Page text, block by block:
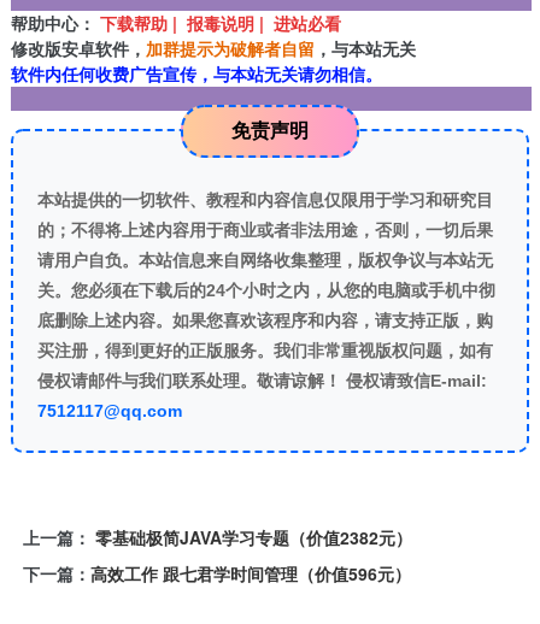
帮助中心： 下载帮助 | 报毒说明 | 进站必看
修改版安卓软件， 加群提示为破解者自留 ，与本站无关
软件内任何收费广告宣传，与本站无关请勿相信。
免责声明
本站提供的一切软件、教程和内容信息仅限用于学习和研究目
的；不得将上述内容用于商业或者非法用途，否则，一切后果
请用户自负。本站信息来自网络收集整理，版权争议与本站无
关。您必须在下载后的24个小时之内，从您的电脑或手机中彻
底删除上述内容。如果您喜欢该程序和内容，请支持正版，购
买注册，得到更好的正版服务。我们非常重视版权问题，如有
侵权请邮件与我们联系处理。敬请谅解！ 侵权请致信E-mail:
7512117@qq.com
上一篇： 零基础极简JAVA学习专题（价值2382元）
下一篇： 高效工作 跟七君学时间管理（价值596元）